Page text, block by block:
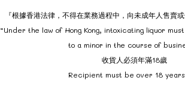
『根據香港法律，不得在業務過程中，向未成年人售賣
“Under the law of Hong Kong, intoxicating liquor
to a minor in the course of
收貨人必須年滿18歲
Recipient must be over 18 years